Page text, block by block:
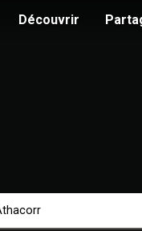
Découvrir